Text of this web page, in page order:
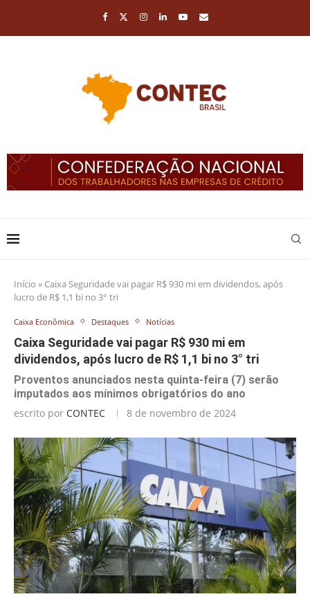
Início » Caixa Seguridade vai pagar R$ 930 mi em dividendos, após
lucro de R$ 1,1 bi no 3° tri
Caixa Econômica Destaques Notícias
Caixa Seguridade vai pagar R$ 930 mi em
dividendos, após lucro de R$ 1,1 bi no 3° tri
Proventos anunciados nesta quinta-feira (7) serão
imputados aos mínimos obrigatórios do ano
escrito por CONTEC 8 de novembro de 2024